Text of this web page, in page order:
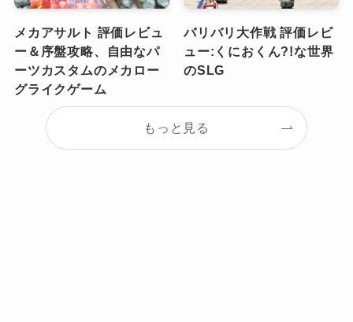
メカアサルト 評価レビュ
ー＆序盤攻略、自由なパ
ーツカスタムのメカロー
グライクゲーム
バリバリ大作戦 評価レビ
ュー:くにおくん?!な世界
のSLG
もっと見る